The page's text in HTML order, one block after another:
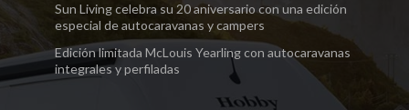
Sun Living celebra su 20 aniversario con una edición
especial de autocaravanas y campers
Edición limitada McLouis Yearling con autocaravanas
integrales y perfiladas